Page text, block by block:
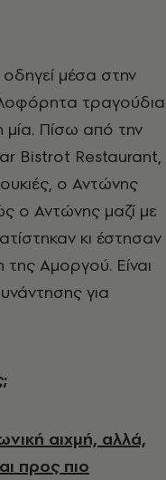
μέσα στην
τραγούδια
μία. Πίσω από την
Bistrot Restaurant,
ο Αντώνης
ο Αντώνης μαζί με
κι έστησαν
Αμοργού. Είναι
για
αιχμή, αλλά,
προς πιο